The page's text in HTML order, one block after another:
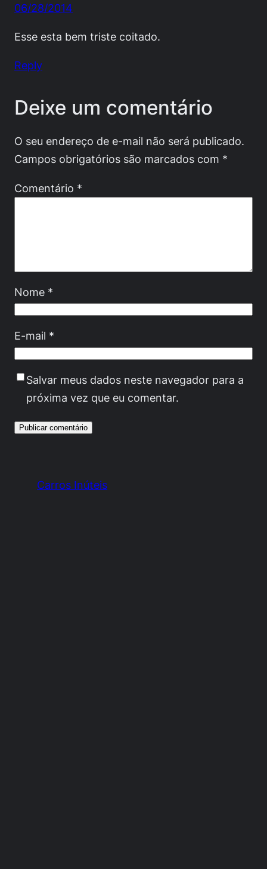
06/28/2014
Esse esta bem triste coitado.
Reply
Deixe um comentário
O seu endereço de e-mail não será publicado.
Campos obrigatórios são marcados com *
Comentário *
Nome *
E-mail *
Salvar meus dados neste navegador para a
próxima vez que eu comentar.
Carros Inúteis